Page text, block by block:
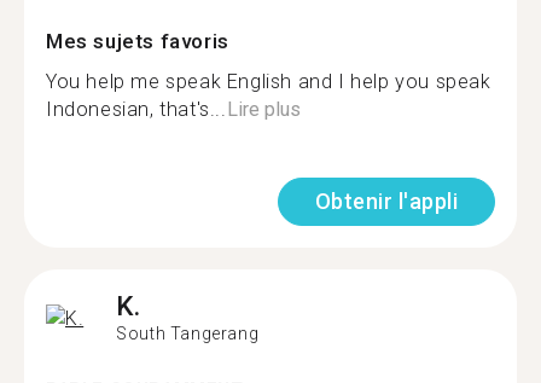
Mes sujets favoris
You help me speak English and I help you speak
Indonesian, that's... Lire plus
Obtenir l'appli
K.
South Tangerang